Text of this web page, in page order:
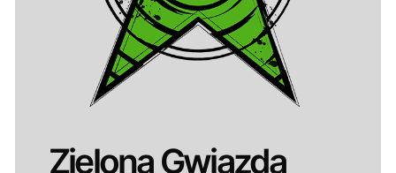
Zielona Gwiazda